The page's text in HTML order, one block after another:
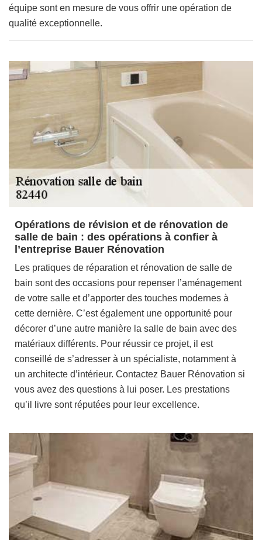
équipe sont en mesure de vous offrir une opération de
qualité exceptionnelle.
Opérations de révision et de rénovation de
salle de bain : des opérations à confier à
l’entreprise Bauer Rénovation
Les pratiques de réparation et rénovation de salle de
bain sont des occasions pour repenser l’aménagement
de votre salle et d’apporter des touches modernes à
cette dernière. C’est également une opportunité pour
décorer d’une autre manière la salle de bain avec des
matériaux différents. Pour réussir ce projet, il est
conseillé de s’adresser à un spécialiste, notamment à
un architecte d’intérieur. Contactez Bauer Rénovation si
vous avez des questions à lui poser. Les prestations
qu’il livre sont réputées pour leur excellence.